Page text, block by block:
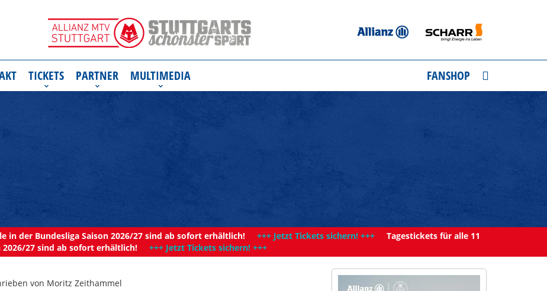
TICKETS PARTNER MULTIMEDIA FANSHOP
in der Bundesliga Saison 2026/27 sind ab sofort erhältlich! +++ Jetzt Tickets sichern! +++ Tagestickets für alle 11
2026/27 sind ab sofort erhältlich! +++ Jetzt Tickets sichern! +++
von Moritz Zeithammel